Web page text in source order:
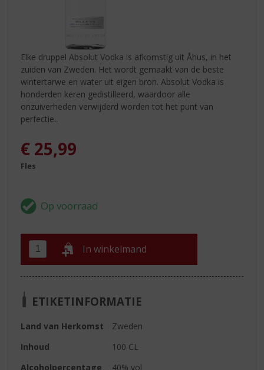
Elke druppel Absolut Vodka is afkomstig uit Åhus, in het
zuiden van Zweden. Het wordt gemaakt van de beste
wintertarwe en water uit eigen bron. Absolut Vodka is
honderden keren gedistilleerd, waardoor alle
onzuiverheden verwijderd worden tot het punt van
perfectie..
€ 25,99
Fles
In winkelmand
ETIKETINFORMATIE
Land van Herkomst
Zweden
Inhoud
100 CL
Alcoholpercentage
40% vol